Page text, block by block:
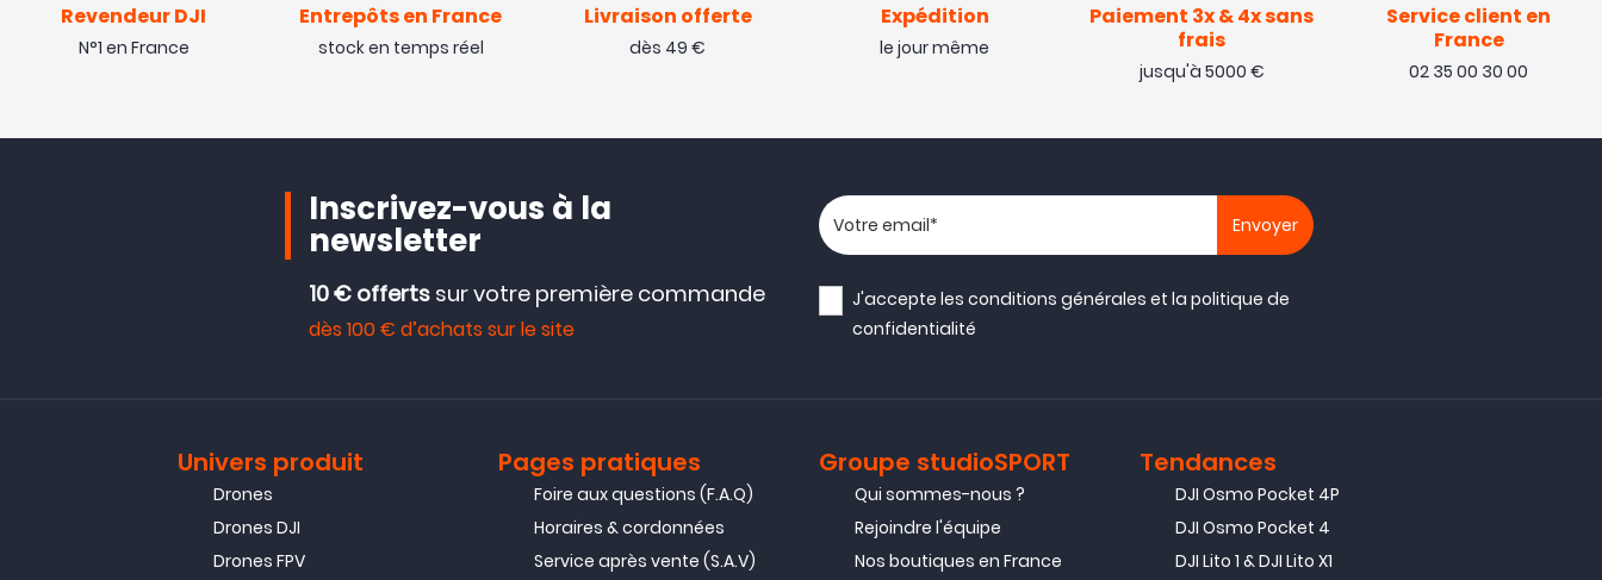
Revendeur DJI
N°1 en France
Entrepôts en France
stock en temps réel
Livraison offerte
dès 49 €
Expédition
le jour même
Paiement 3x & 4x sans
frais
jusqu'à 5000 €
Service client en
France
02 35 00 30 00
Inscrivez-vous à la
newsletter
10 € offerts sur votre première commande
dès 100 € d’achats sur le site
Votre adresse email
J'accepte lesconditions générales et lapolitique de
confidentialité
Univers produit
Drones
Drones DJI
Drones FPV
Pages pratiques
Foire aux questions (F.A.Q)
Horaires & cordonnées
Service après vente (S.A.V)
Groupe studioSPORT
Qui sommes-nous ?
Rejoindre l'équipe
Nos boutiques en France
Tendances
DJI Osmo Pocket 4P
DJI Osmo Pocket 4
DJI Lito 1 & DJI Lito X1